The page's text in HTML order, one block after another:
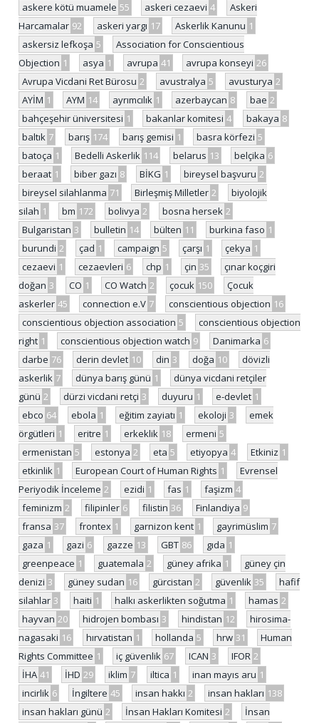
askere kötü muamele 55 askeri cezaevi 4
Askeri
Harcamalar 92 askeri yargı 17 Askerlik Kanunu 1
askersiz lefkoşa 5
Association for Conscientious
Objection 1 asya 1 avrupa 41 avrupa konseyi 26
Avrupa Vicdani Ret Bürosu 2 avustralya 5 avusturya 2
AYİM 1 AYM 14 ayrımcılık 1 azerbaycan 8 bae 2
bahçeşehir üniversitesi 1 bakanlar komitesi 4 bakaya 8
baltık 7 barış 174 barış gemisi 1 basra körfezi 5
batoça 1 Bedelli Askerlik 114 belarus 13 belçika 6
beraat 1 biber gazı 8 BİKG 1 bireysel başvuru 2
bireysel silahlanma 71 Birleşmiş Milletler 2
biyolojik
silah 1 bm 172 bolivya 2 bosna hersek 2
Bulgaristan 3 bulletin 14 bülten 11 burkina faso 1
burundi 2 çad 1 campaign 5 çarşı 1 çekya 1
cezaevi 1 cezaevleri 6 chp 1 çin 35
çınar koçgiri
doğan 3 CO 1 CO Watch 2 çocuk 150
Çocuk
askerler 45 connection e.V 7 conscientious objection 16
conscientious objection association 5
conscientious objection
right 1 conscientious objection watch 9 Danimarka 6
darbe 76 derin devlet 10 din 3 doğa 10
dövizli
askerlik 7 dünya barış günü 1
dünya vicdani retçiler
günü 2 dürzi vicdani retçi 3 duyuru 1 e-devlet 1
ebco 64 ebola 1 eğitim zayiatı 1 ekoloji 3
emek
örgütleri 1 eritre 1 erkeklik 18 ermeni 5
ermenistan 5 estonya 2 eta 5 etiyopya 4 Etkiniz 1
etkinlik 1 European Court of Human Rights 1
Evrensel
Periyodik İnceleme 2 ezidi 1 fas 1 faşizm 4
feminizm 2 filipinler 6 filistin 36 Finlandiya 9
fransa 37 frontex 1 garnizon kent 1 gayrimüslim 7
gaza 1 gazi 6 gazze 13 GBT 86 gıda 1
greenpeace 1 guatemala 2 güney afrika 1
güney çin
denizi 3 güney sudan 16 gürcistan 2 güvenlik 35
hafif
silahlar 3 haiti 1 halkı askerlikten soğutma 1 hamas 2
hayvan 20 hidrojen bombası 3 hindistan 12
hirosima-
nagasaki 16 hırvatistan 1 hollanda 5 hrw 31
Human
Rights Committee 1 iç güvenlik 67 ICAN 3 IFOR 2
İHA 41 İHD 29 iklim 7 iltica 1 inan mayıs aru 1
incirlik 6 İngiltere 45 insan hakkı 2 insan hakları 138
insan hakları günü 2 İnsan Hakları Komitesi 2
İnsan